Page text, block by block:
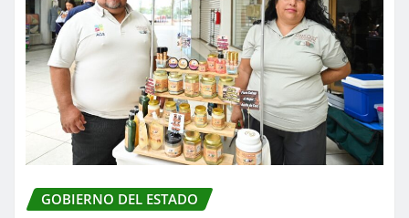
GOBIERNO DEL ESTADO